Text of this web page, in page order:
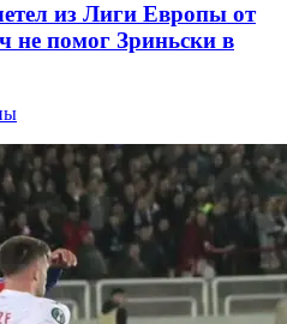
из Лиги Европы от
не помог Зриньски в